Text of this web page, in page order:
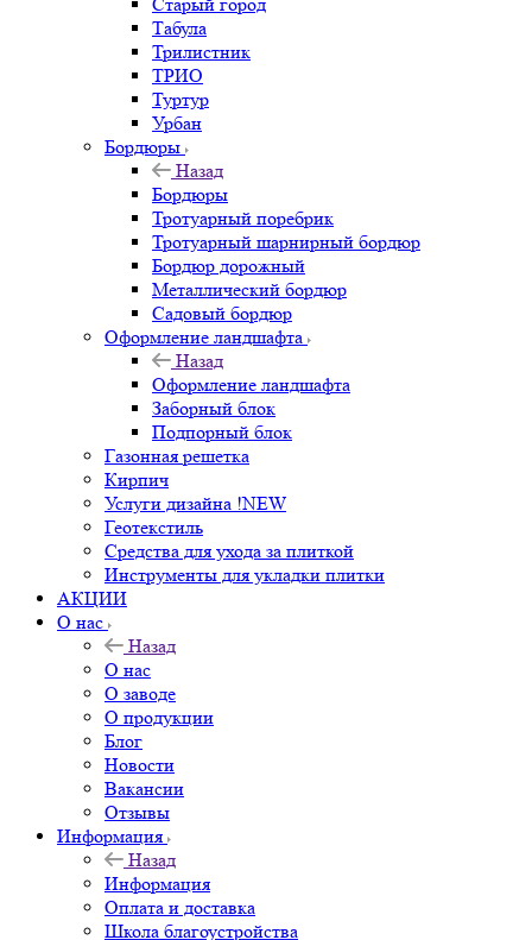
Табула
Трилистник
ТРИО
Туртур
Урбан
Бордюры
Назад
Бордюры
Тротуарный поребрик
Тротуарный шарнирный бордюр
Бордюр дорожный
Металлический бордюр
Садовый бордюр
Оформление ландшафта
Назад
Оформление ландшафта
Заборный блок
Подпорный блок
Газонная решетка
Кирпич
Услуги дизайна !NEW
Геотекстиль
Средства для ухода за плиткой
Инструменты для укладки плитки
АКЦИИ
О нас
Назад
О нас
О заводе
О продукции
Блог
Новости
Вакансии
Отзывы
Информация
Назад
Информация
Оплата и доставка
Школа благоустройства